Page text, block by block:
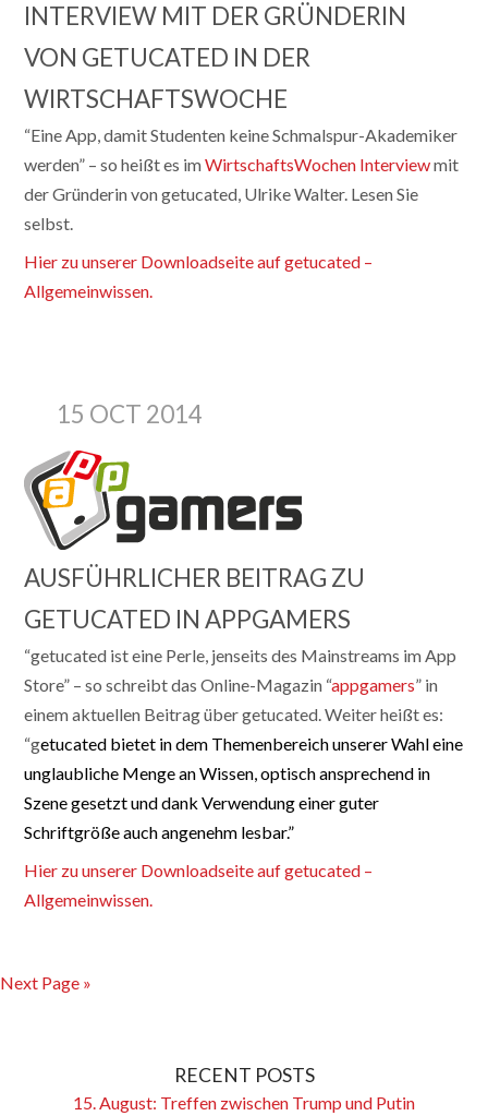
INTERVIEW MIT DER GRÜNDERIN
VON GETUCATED IN DER
WIRTSCHAFTSWOCHE
“Eine App, damit Studenten keine Schmalspur-Akademiker
werden” – so heißt es imWirtschaftsWochen Interviewmit
der Gründerin von getucated, Ulrike Walter. Lesen Sie
selbst.
Hier zu unserer Downloadseite auf getucated –
Allgemeinwissen.
15 OCT 2014
AUSFÜHRLICHER BEITRAG ZU
GETUCATED IN APPGAMERS
“getucated ist eine Perle, jenseits des Mainstreams im App
Store” – so schreibt das Online-Magazin “appgamers” in
einem aktuellen Beitrag über getucated. Weiter heißt es:
“getucated bietet in dem Themenbereich unserer Wahl eine
unglaubliche Menge an Wissen, optisch ansprechend in
Szene gesetzt und dank Verwendung einer guter
Schriftgröße auch angenehm lesbar.”
Hier zu unserer Downloadseite auf getucated –
Allgemeinwissen.
Next Page »
RECENT POSTS
15. August: Treffen zwischen Trump und Putin